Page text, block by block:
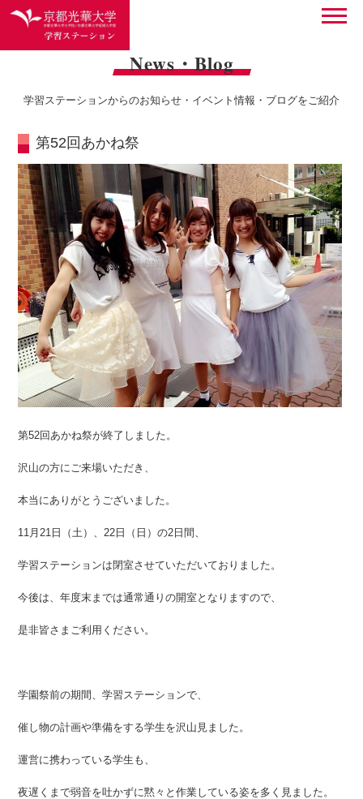
News・Blog
学習ステーションからのお知らせ・イベント情報・ブログをご紹介
第52回あかね祭
第52回あかね祭が終了しました。
沢山の方にご来場いただき、
本当にありがとうございました。
11月21日（土）、22日（日）の2日間、
学習ステーションは閉室させていただいておりました。
今後は、年度末までは通常通りの開室となりますので、
是非皆さまご利用ください。
学園祭前の期間、学習ステーションで、
催し物の計画や準備をする学生を沢山見ました。
運営に携わっている学生も、
夜遅くまで弱音を吐かずに黙々と作業している姿を多く見ました。